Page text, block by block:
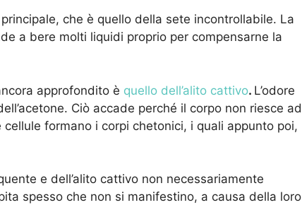
che è quello della sete incontrollabile. La
a bere molti liquidi proprio per compensarne la
approfondito è quello dell’alito cattivo. L’odore
Ciò accade perché il corpo non riesce ad
formano i corpi chetonici, i quali appunto poi,
e dell’alito cattivo non necessariamente
spesso che non si manifestino, a causa della loro